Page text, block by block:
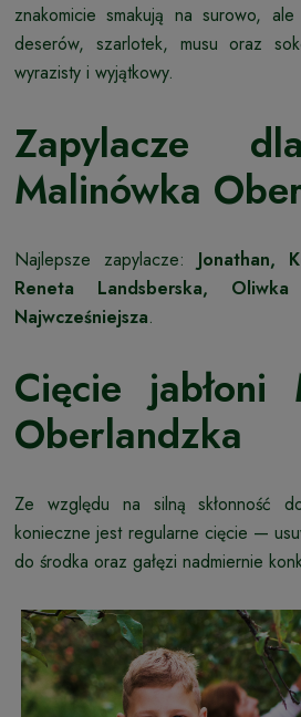
znakomicie smakują na surowo,
deserów, szarlotek, musu oraz
wyrazisty i wyjątkowy.
Zapylacze
Malinówka
Najlepsze zapylacze: Jonathan,
Reneta Landsberska,
Najwcześniejsza.
Cięcie jabłoni
Oberlandzka
Ze względu na silną skłonność
konieczne jest regularne cięcie —
do środka oraz gałęzi nadmiernie